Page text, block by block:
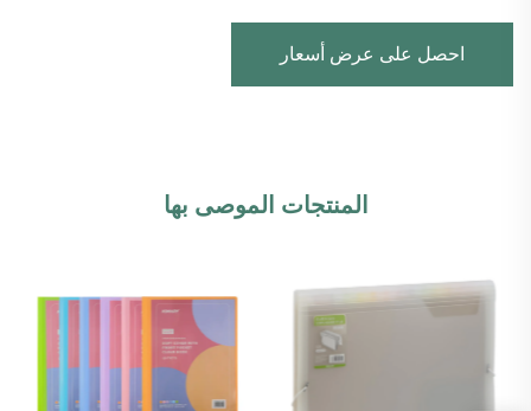
احصل على عرض أسعار
المنتجات الموصى بها